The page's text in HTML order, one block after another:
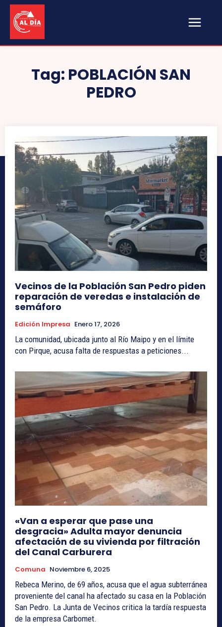
Tag: POBLACIÓN SAN
PEDRO
Vecinos de la Población San Pedro piden
reparación de veredas e instalación de
semáforo
Edición Impresa Enero 17, 2026
La comunidad, ubicada junto al Río Maipo y en el límite
con Pirque, acusa falta de respuestas a peticiones...
«Van a esperar que pase una
desgracia» Adulta mayor denuncia
afectación de su vivienda por filtración
del Canal Carburera
Comuna Noviembre 6, 2025
Rebeca Merino, de 69 años, acusa que el agua subterránea
proveniente del canal ha afectado su casa en la Población
San Pedro. La Junta de Vecinos critica la tardía respuesta
de la empresa Carbomet.